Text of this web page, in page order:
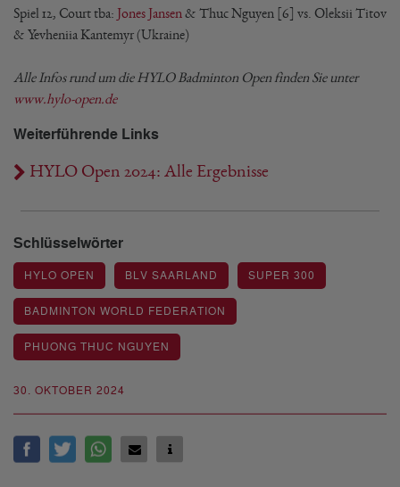
30. OKTOBER 2024
Spiel 12, Court tba: Jones Jansen & Thuc Nguyen [6] vs. Oleksii Titov
& Yevheniia Kantemyr (Ukraine)
Alle Infos rund um die HYLO Badminton Open finden Sie unter
www.hylo-open.de
Weiterführende Links
HYLO Open 2024: Alle Ergebnisse
Schlüsselwörter
HYLO OPEN BLV SAARLAND SUPER 300
BADMINTON WORLD FEDERATION
PHUONG THUC NGUYEN